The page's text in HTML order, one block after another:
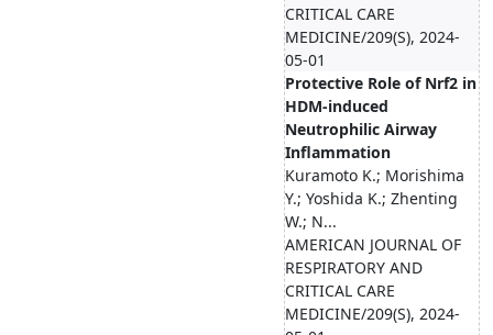
CRITICAL CARE
MEDICINE/209(S), 2024-
05-01
Protective Role of Nrf2 in
HDM-induced
Neutrophilic Airway
Inflammation
Kuramoto K.; Morishima
Y.; Yoshida K.; Zhenting
W.; N...
AMERICAN JOURNAL OF
RESPIRATORY AND
CRITICAL CARE
MEDICINE/209(S), 2024-